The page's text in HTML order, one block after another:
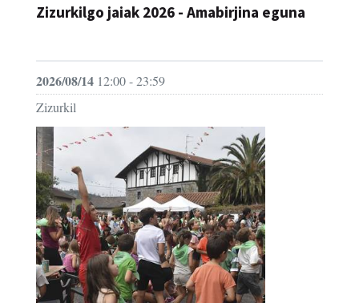
Zizurkilgo jaiak 2026 - Amabirjina eguna
2026/08/14 12:00 - 23:59
Zizurkil